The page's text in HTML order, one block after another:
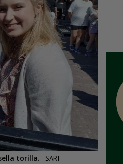
torilla.
SARI